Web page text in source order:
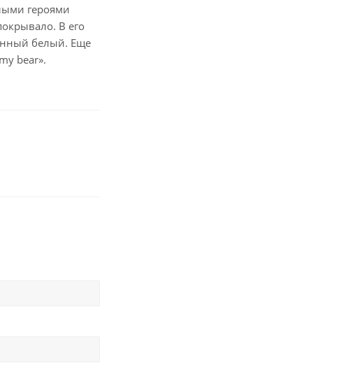
героями
В его
белый. Еще
bear».